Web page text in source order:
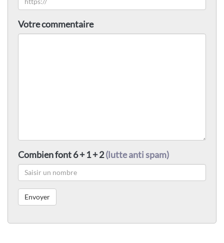
Votre commentaire
Combien font 6 + 1 + 2(lutte anti spam)